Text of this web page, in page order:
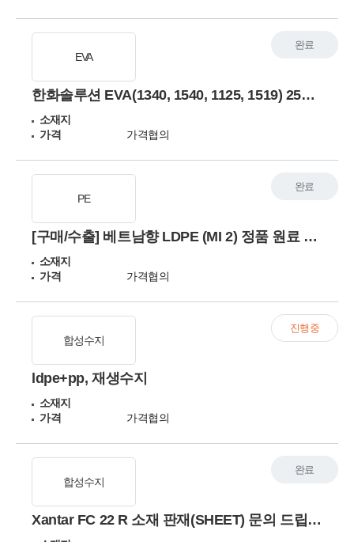
EVA
한화솔루션 EVA(1340, 1540, 1125, 1519) 25kg 구매 희망
소재지
가격
가격협의
완료
PE
[구매/수출] 베트남향 LDPE (MI 2) 정품 원료 월 300톤 공급사 찾습니다 (중동 대체 물량)
소재지
가격
가격협의
완료
합성수지
ldpe+pp, 재생수지
소재지
가격
가격협의
진행중
합성수지
Xantar FC 22 R 소재 판재(SHEET) 문의 드립니다.
완료